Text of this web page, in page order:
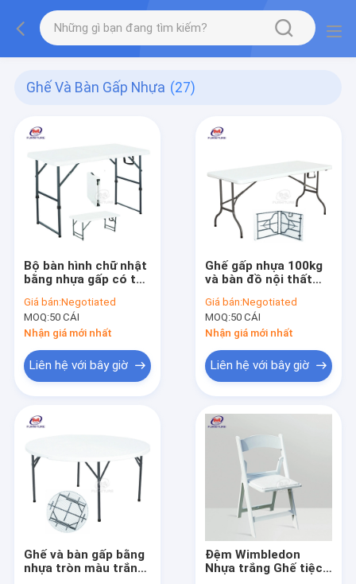
Ghế Và Bàn Gấp Nhựa (27)
Bộ bàn hình chữ nhật
bằng nhựa gấp có thể
Giá bán:Negotiated
MOQ:50 CÁI
Nhận giá mới nhất
Liên hệ với bây giờ
Ghế gấp nhựa 100kg
và bàn đồ nội thất
ngoài trời
Giá bán:Negotiated
MOQ:50 CÁI
Nhận giá mới nhất
Liên hệ với bây giờ
Ghế và bàn gấp bằng
nhựa tròn màu trắng
Đệm Wimbledon
Nhựa trắng Ghế tiệc